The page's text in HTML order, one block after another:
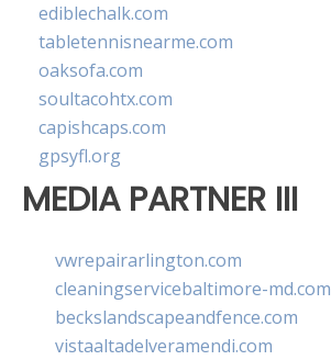
ediblechalk.com
tabletennisnearme.com
oaksofa.com
soultacohtx.com
capishcaps.com
gpsyfl.org
MEDIA PARTNER III
vwrepairarlington.com
cleaningservicebaltimore-md.com
beckslandscapeandfence.com
vistaaltadelveramendi.com